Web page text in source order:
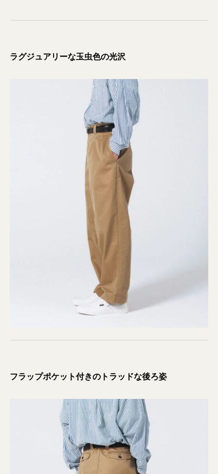
ラグジュアリーな玉虫色の光沢
フラップポケット付きのトラッドな後ろ姿